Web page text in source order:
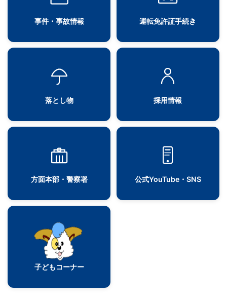
事件・事故情報 運転免許証手続き
落とし物 採用情報
方面本部・警察署 公式YouTube・SNS
子どもコーナー